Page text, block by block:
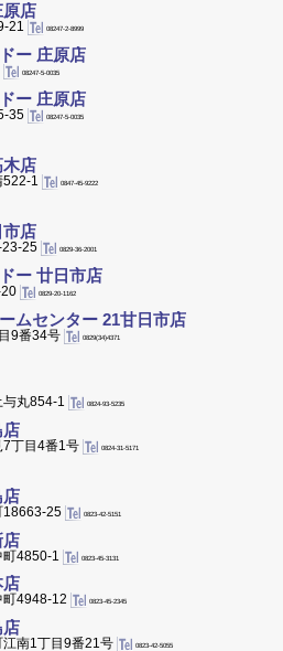
店
21 08247-2-8999
ー 庄原店
08247-5-0035
ー 庄原店
35 08247-5-0035
店
1 0847-45-9222
店
23-25 0829-36-2001
ー 廿日市店
0829-20-1162
ムセンター 21甘日市店
9番34号 0829(34)4371
丸854-1 0824-93-5235
丁目4番1号 0824-31-5171
18663-25 0823-42-5151
4850-1 0823-45-3131
4948-12 0823-45-2345
南1丁目9番21号 0823-42-5055